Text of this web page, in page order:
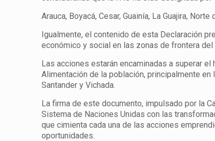
Arauca, Boyacá, Cesar, Guainía, La Guajira,
Igualmente, el contenido de esta Declaración
económico y social en las zonas de frontera
Las acciones estarán encaminadas a superar el
Alimentación de la población, principalmente en
Santander y Vichada.
La firma de este documento, impulsado por la
Sistema de Naciones Unidas con las
que cimienta cada una de las acciones
oportunidades.